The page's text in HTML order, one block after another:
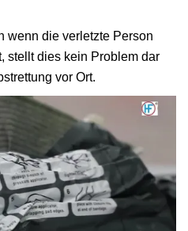
wenn die verletzte Person
stellt dies kein Problem dar
vor Ort.